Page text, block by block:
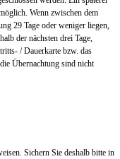
Wenn zwischen dem
29 Tage oder weniger liegen,
der nächsten drei Tage,
/ Dauerkarte bzw. das
Übernachtung sind nicht
Sichern Sie deshalb bitte in